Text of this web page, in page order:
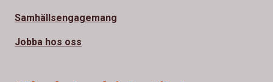
Samhällsengagemang
Jobba hos oss